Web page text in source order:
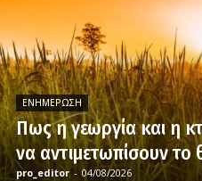
ΕΝΗΜΈΡΩΣΗ
Πως η γεωργία και η
να αντιμετωπίσουν το
pro_editor - 04/08/2026